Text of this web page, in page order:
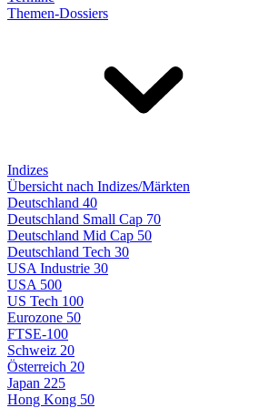
Themen-Dossiers
Indizes
Übersicht nach Indizes/Märkten
Deutschland 40
Deutschland Small Cap 70
Deutschland Mid Cap 50
Deutschland Tech 30
USA Industrie 30
USA 500
US Tech 100
Eurozone 50
FTSE-100
Schweiz 20
Österreich 20
Japan 225
Hong Kong 50